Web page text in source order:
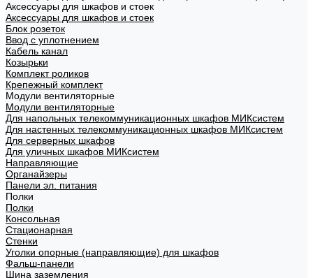
Аксессуары для шкафов и стоек
Аксессуары для шкафов и стоек
Блок розеток
Ввод с уплотнением
Кабель канал
Козырьки
Комплект роликов
Крепежный комплект
Модули вентиляторные
Модули вентиляторные
Для напольных телекоммуникационных шкафов МИКсистем
Для настенных телекоммуникационных шкафов МИКсистем
Для серверных шкафов
Для уличных шкафов МИКсистем
Направляющие
Органайзеры
Панели эл. питания
Полки
Полки
Консольная
Стационарная
Стенки
Уголки опорные (направляющие) для шкафов
Фальш-панели
Шина заземления